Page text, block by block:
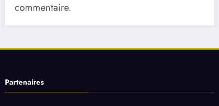
commentaire.
Partenaires